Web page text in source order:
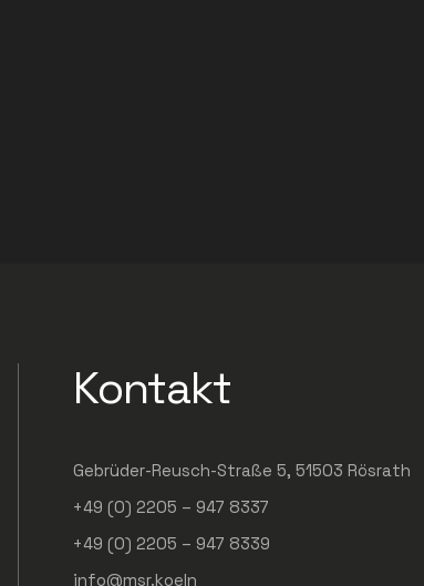
Kontakt
Gebrüder-Reusch-Straße 5, 51503 Rösrath
+49 (0) 2205 – 947 8337
+49 (0) 2205 – 947 8339
info@msr.koeln